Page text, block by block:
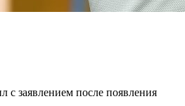
заявлением после появления